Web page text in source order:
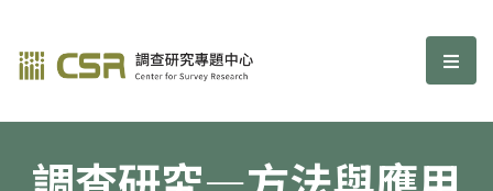
調查研究—方法與應用期刊 選